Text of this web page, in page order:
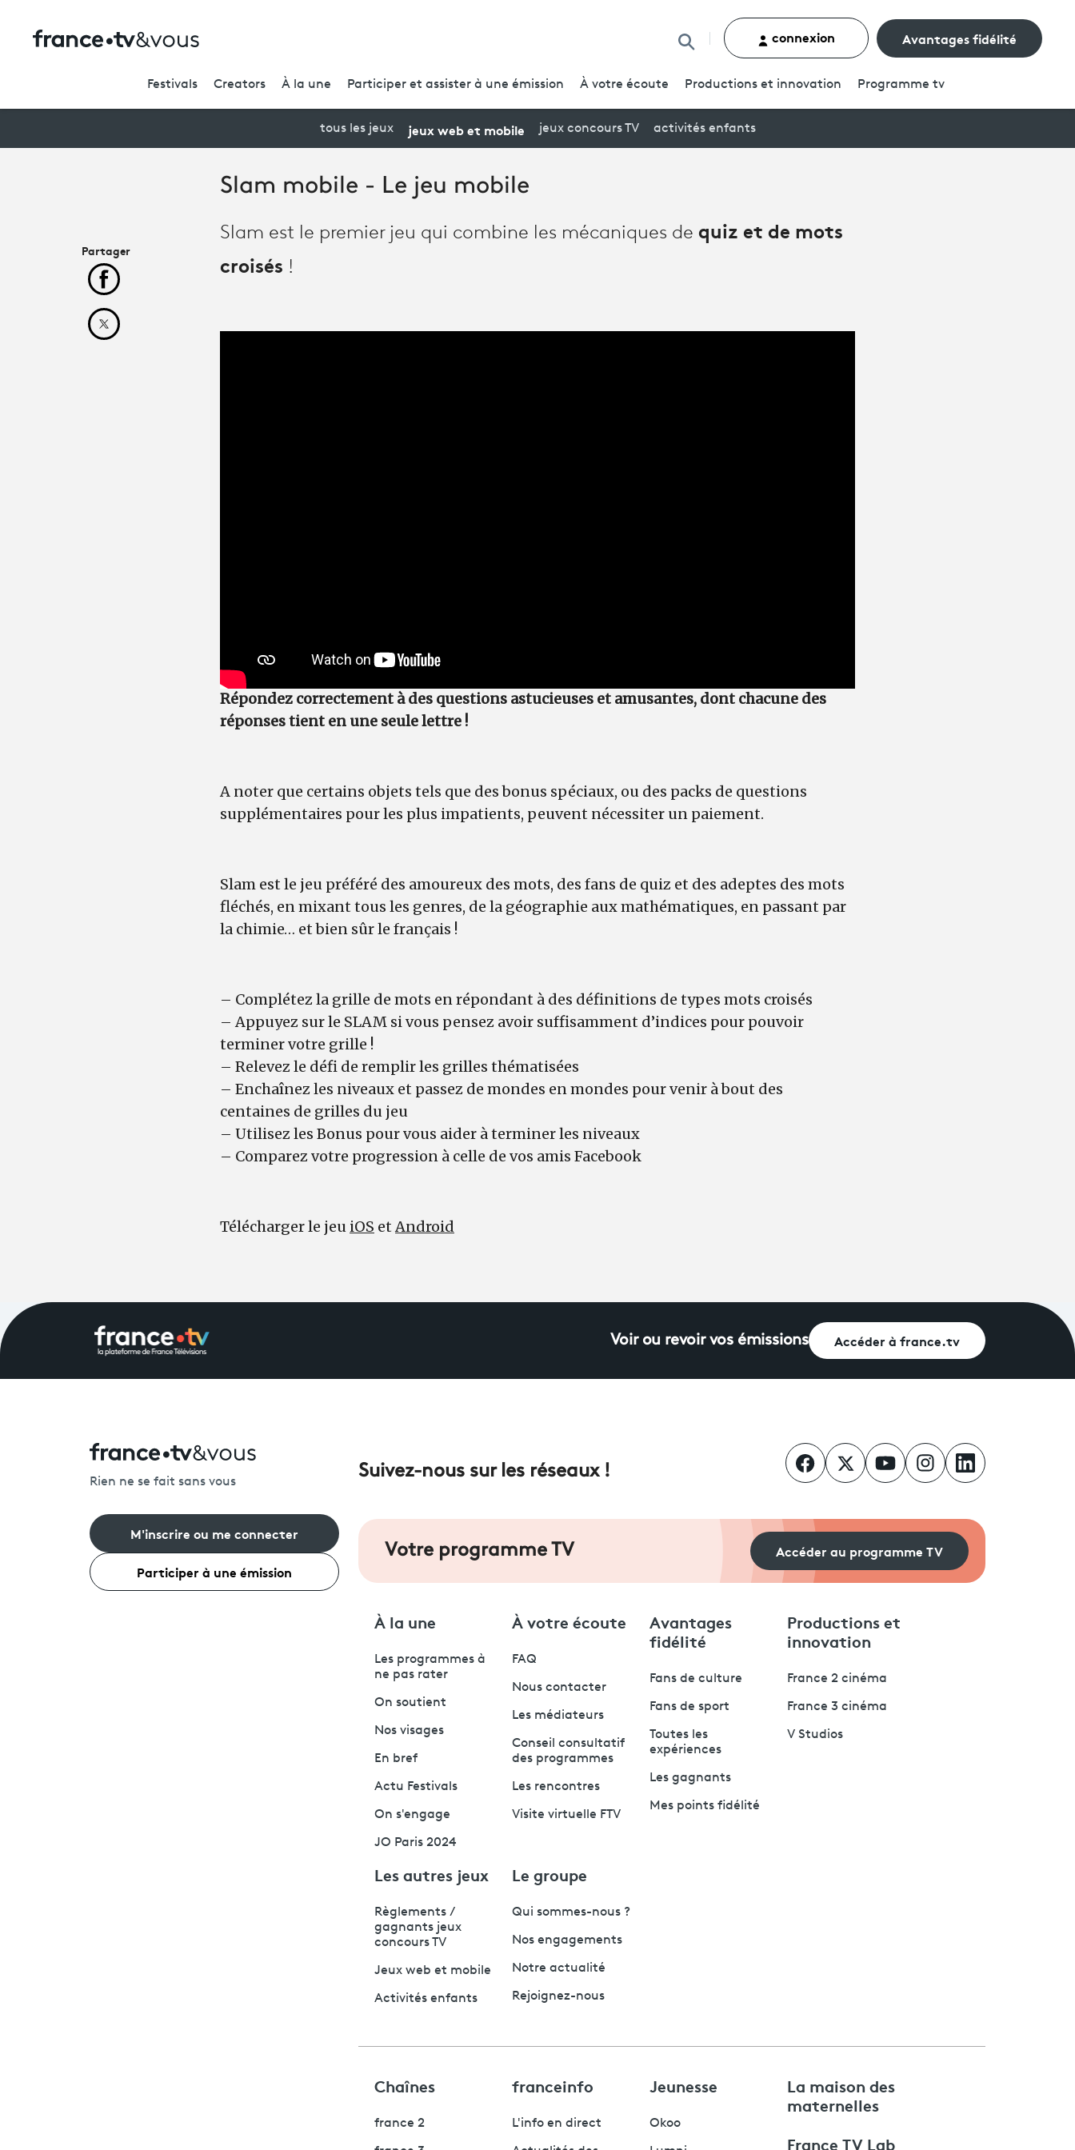
Rechercher un contenu
connexion Avantages fidélité
Festivals Creators À la une Participer et assister à une émission À votre écoute Productions et innovation Programme tv
tous les jeux jeux web et mobile jeux concours TV activités enfants
Slam mobile - Le jeu mobile
Slam est le premier jeu qui combine les mécaniques de quiz et de mots
croisés !
Répondez correctement à des questions astucieuses et amusantes, dont chacune des
réponses tient en une seule lettre !
A noter que certains objets tels que des bonus spéciaux, ou des packs de questions
supplémentaires pour les plus impatients, peuvent nécessiter un paiement.
Slam est le jeu préféré des amoureux des mots, des fans de quiz et des adeptes des mots
fléchés, en mixant tous les genres, de la géographie aux mathématiques, en passant par
la chimie… et bien sûr le français !
– Complétez la grille de mots en répondant à des définitions de types mots croisés
– Appuyez sur le SLAM si vous pensez avoir suffisamment d’indices pour pouvoir
terminer votre grille !
– Relevez le défi de remplir les grilles thématisées
– Enchaînez les niveaux et passez de mondes en mondes pour venir à bout des
centaines de grilles du jeu
– Utilisez les Bonus pour vous aider à terminer les niveaux
– Comparez votre progression à celle de vos amis Facebook
Télécharger le jeu iOS etAndroid
Partager
Partager cet article sur Facebook
Partager cet article sur X
Voir ou revoir vos émissions Accéder à france.tv
Rien ne se fait sans vous
M'inscrire ou me connecter
Participer à une émission
Suivez-nous sur les réseaux !
Votre programme TV Accéder au programme TV
À la une
Les programmes à
ne pas rater
On soutient
Nos visages
En bref
Actu Festivals
On s'engage
JO Paris 2024
À votre écoute
FAQ
Nous contacter
Les médiateurs
Conseil consultatif
des programmes
Les rencontres
Visite virtuelle FTV
Avantages
fidélité
Fans de culture
Fans de sport
Toutes les
expériences
Les gagnants
Mes points fidélité
Productions et
innovation
France 2 cinéma
France 3 cinéma
V Studios
Les autres jeux
Règlements /
gagnants jeux
concours TV
Jeux web et mobile
Activités enfants
Le groupe
Qui sommes-nous ?
Nos engagements
Notre actualité
Rejoignez-nous
Chaînes
france 2
franceinfo
L'info en direct
Jeunesse
Okoo
La maison des
maternelles
France TV Lab